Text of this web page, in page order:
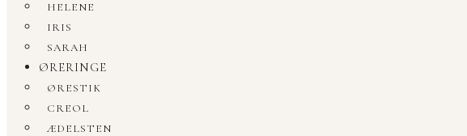
HELENE
IRIS
SARAH
ØRERINGE
ØRESTIK
CREOL
ÆDELSTEN